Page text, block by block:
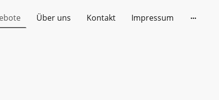
Über uns Kontakt Impressum